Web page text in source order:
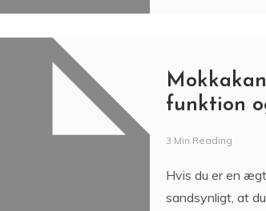
funktion
3 Min Reading
Hvis du er en
sandsynligt, at